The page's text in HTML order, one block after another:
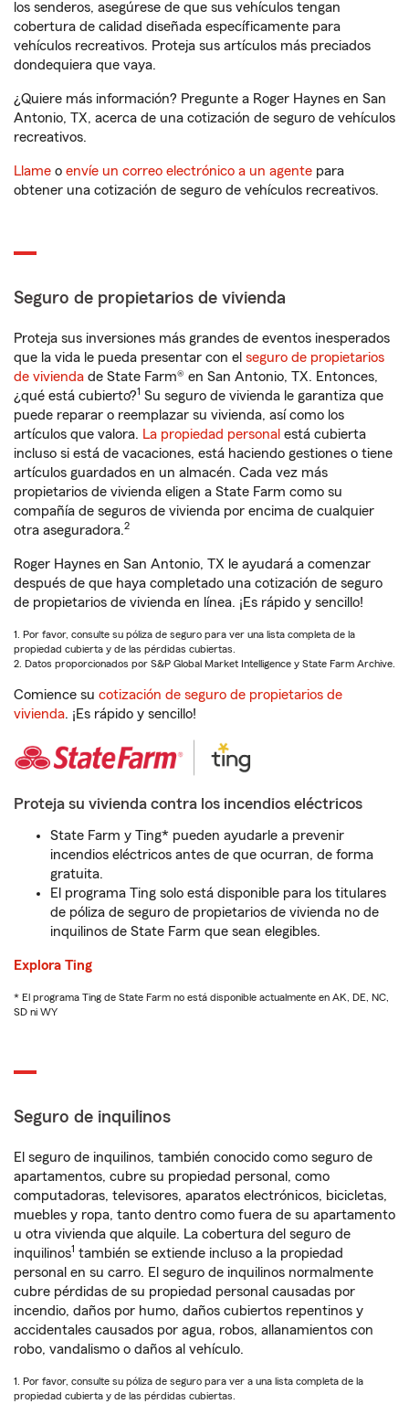
los senderos, asegúrese de que sus vehículos tengan
cobertura de calidad diseñada específicamente para
vehículos recreativos. Proteja sus artículos más preciados
dondequiera que vaya.
¿Quiere más información? Pregunte a Roger Haynes en San
Antonio, TX, acerca de una cotización de seguro de vehículos
recreativos.
Llame o envíe un correo electrónico a un agente para
obtener una cotización de seguro de vehículos recreativos.
Seguro de propietarios de vivienda
Proteja sus inversiones más grandes de eventos inesperados
que la vida le pueda presentar con el seguro de propietarios
de vivienda de State Farm® en San Antonio, TX. Entonces,
¿qué está cubierto?1 Su seguro de vivienda le garantiza que
puede reparar o reemplazar su vivienda, así como los
artículos que valora. La propiedad personal está cubierta
incluso si está de vacaciones, está haciendo gestiones o tiene
artículos guardados en un almacén. Cada vez más
propietarios de vivienda eligen a State Farm como su
compañía de seguros de vivienda por encima de cualquier
otra aseguradora.2
Roger Haynes en San Antonio, TX le ayudará a comenzar
después de que haya completado una cotización de seguro
de propietarios de vivienda en línea. ¡Es rápido y sencillo!
1. Por favor, consulte su póliza de seguro para ver una lista completa de la
propiedad cubierta y de las pérdidas cubiertas.
2. Datos proporcionados por S&P Global Market Intelligence y State Farm Archive.
Comience su cotización de seguro de propietarios de
vivienda. ¡Es rápido y sencillo!
Proteja su vivienda contra los incendios eléctricos
State Farm y Ting* pueden ayudarle a prevenir
incendios eléctricos antes de que ocurran, de forma
gratuita.
El programa Ting solo está disponible para los titulares
de póliza de seguro de propietarios de vivienda no de
inquilinos de State Farm que sean elegibles.
Explora Ting
* El programa Ting de State Farm no está disponible actualmente en AK, DE, NC,
SD ni WY
Seguro de inquilinos
El seguro de inquilinos, también conocido como seguro de
apartamentos, cubre su propiedad personal, como
computadoras, televisores, aparatos electrónicos, bicicletas,
muebles y ropa, tanto dentro como fuera de su apartamento
u otra vivienda que alquile. La cobertura del seguro de
inquilinos1 también se extiende incluso a la propiedad
personal en su carro. El seguro de inquilinos normalmente
cubre pérdidas de su propiedad personal causadas por
incendio, daños por humo, daños cubiertos repentinos y
accidentales causados por agua, robos, allanamientos con
robo, vandalismo o daños al vehículo.
1. Por favor, consulte su póliza de seguro para ver a una lista completa de la
propiedad cubierta y de las pérdidas cubiertas.